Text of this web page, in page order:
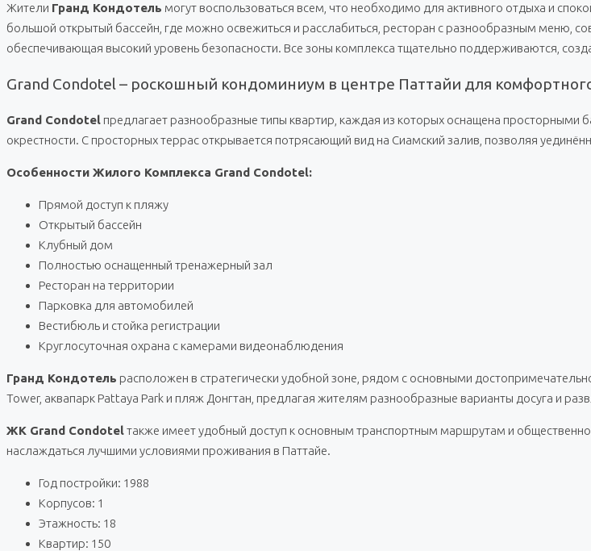
Жители Гранд Кондотель могут воспользоваться всем, что необходимо для активного отдыха и
большой открытый бассейн, где можно освежиться и расслабиться, ресторан с разнообразным меню,
обеспечивающая высокий уровень безопасности. Все зоны комплекса тщательно поддерживаются,
Grand Condotel – роскошный кондоминиум в центре Паттайи для
Grand Condotel предлагает разнообразные типы квартир, каждая из которых оснащена
окрестности. С просторных террас открывается потрясающий вид на Сиамский залив, позволяя
Особенности Жилого Комплекса Grand Condotel:
Прямой доступ к пляжу
Открытый бассейн
Клубный дом
Полностью оснащенный тренажерный зал
Ресторан на территории
Парковка для автомобилей
Вестибюль и стойка регистрации
Круглосуточная охрана с камерами видеонаблюдения
Гранд Кондотель расположен в стратегически удобной зоне, рядом с основными
Tower, аквапарк Pattaya Park и пляж Донгтан, предлагая жителям разнообразные варианты досуга и
ЖК Grand Condotelтакже имеет удобный доступ к основным транспортным маршрутам и
наслаждаться лучшими условиями проживания в Паттайе.
Год постройки: 1988
Корпусов: 1
Этажность: 18
Квартир: 150